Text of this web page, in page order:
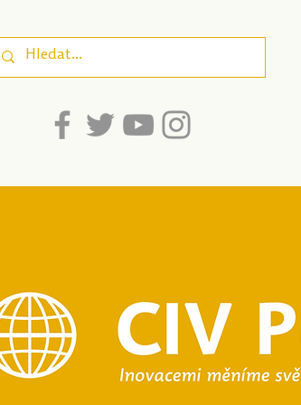
srozumitelnost pro
dospívající